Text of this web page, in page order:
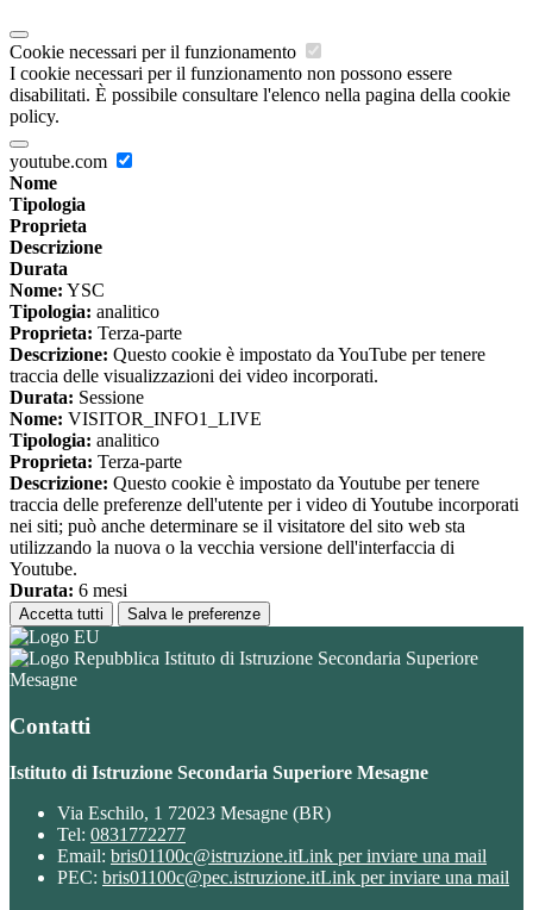
Cookie necessari per il funzionamento
I cookie necessari per il funzionamento non possono essere
disabilitati. È possibile consultare l'elenco nella pagina della cookie
policy.
youtube.com
Nome
Tipologia
Proprieta
Descrizione
Durata
Nome: YSC
Tipologia: analitico
Proprieta: Terza-parte
Descrizione: Questo cookie è impostato da YouTube per tenere
traccia delle visualizzazioni dei video incorporati.
Durata: Sessione
Nome: VISITOR_INFO1_LIVE
Tipologia: analitico
Proprieta: Terza-parte
Descrizione: Questo cookie è impostato da Youtube per tenere
traccia delle preferenze dell'utente per i video di Youtube incorporati
nei siti; può anche determinare se il visitatore del sito web sta
utilizzando la nuova o la vecchia versione dell'interfaccia di
Youtube.
Durata: 6 mesi
Accetta tutti Salva le preferenze
Istituto di Istruzione Secondaria Superiore
Mesagne
Contatti
Istituto di Istruzione Secondaria Superiore Mesagne
Via Eschilo, 1 72023 Mesagne (BR)
Tel: 0831772277
Email: bris01100c@istruzione.itLink per inviare una mail
PEC: bris01100c@pec.istruzione.itLink per inviare una mail